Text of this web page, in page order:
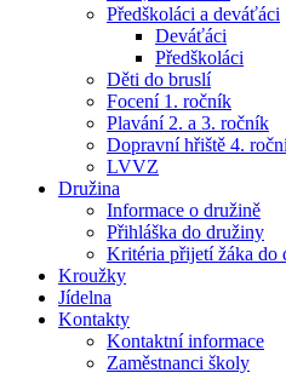
Předškoláci a deváťáci
Deváťáci
Předškoláci
Děti do bruslí
Focení 1. ročník
Plavání 2. a 3. ročník
Dopravní hřiště 4.
LVVZ
Družina
Informace o družině
Přihláška do družiny
Kritéria přijetí žáka do
Kroužky
Jídelna
Kontakty
Kontaktní informace
Zaměstnanci školy